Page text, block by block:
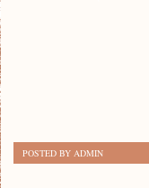
POSTED BY ADMIN